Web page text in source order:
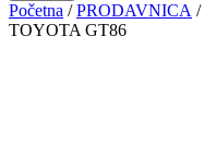
Početna /PRODAVNICA /
TOYOTA GT86